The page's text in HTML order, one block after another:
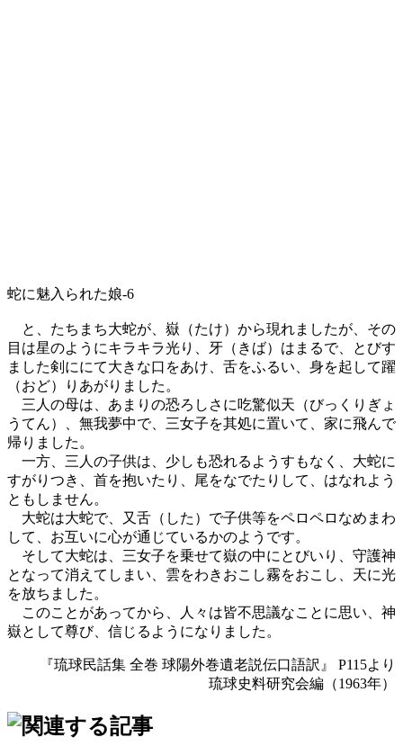
蛇に魅入られた娘-6
と、たちまち大蛇が、嶽（たけ）から現れましたが、その
目は星のようにキラキラ光り、牙（きば）はまるで、とびす
ました剣ににて大きな口をあけ、舌をふるい、身を起して躍
（おど）りあがりました。
三人の母は、あまりの恐ろしさに吃驚似天（びっくりぎょ
うてん）、無我夢中で、三女子を其処に置いて、家に飛んで
帰りました。
一方、三人の子供は、少しも恐れるようすもなく、大蛇に
すがりつき、首を抱いたり、尾をなでたりして、はなれよう
ともしません。
大蛇は大蛇で、又舌（した）で子供等をペロペロなめまわ
して、お互いに心が通じているかのようです。
そして大蛇は、三女子を乗せて嶽の中にとびいり、守護神
となって消えてしまい、雲をわきおこし霧をおこし、天に光
を放ちました。
このことがあってから、人々は皆不思議なことに思い、神
嶽として尊び、信じるようになりました。
『琉球民話集 全巻 球陽外巻遺老説伝口語訳』 P115より
琉球史料研究会編（1963年）